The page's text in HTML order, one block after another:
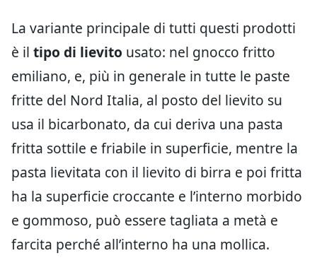
La variante principale di tutti questi prodotti
è il tipo di lievito usato: nel gnocco fritto
emiliano, e, più in generale in tutte le paste
fritte del Nord Italia, al posto del lievito su
usa il bicarbonato, da cui deriva una pasta
fritta sottile e friabile in superficie, mentre la
pasta lievitata con il lievito di birra e poi fritta
ha la superficie croccante e l’interno morbido
e gommoso, può essere tagliata a metà e
farcita perché all’interno ha una mollica.